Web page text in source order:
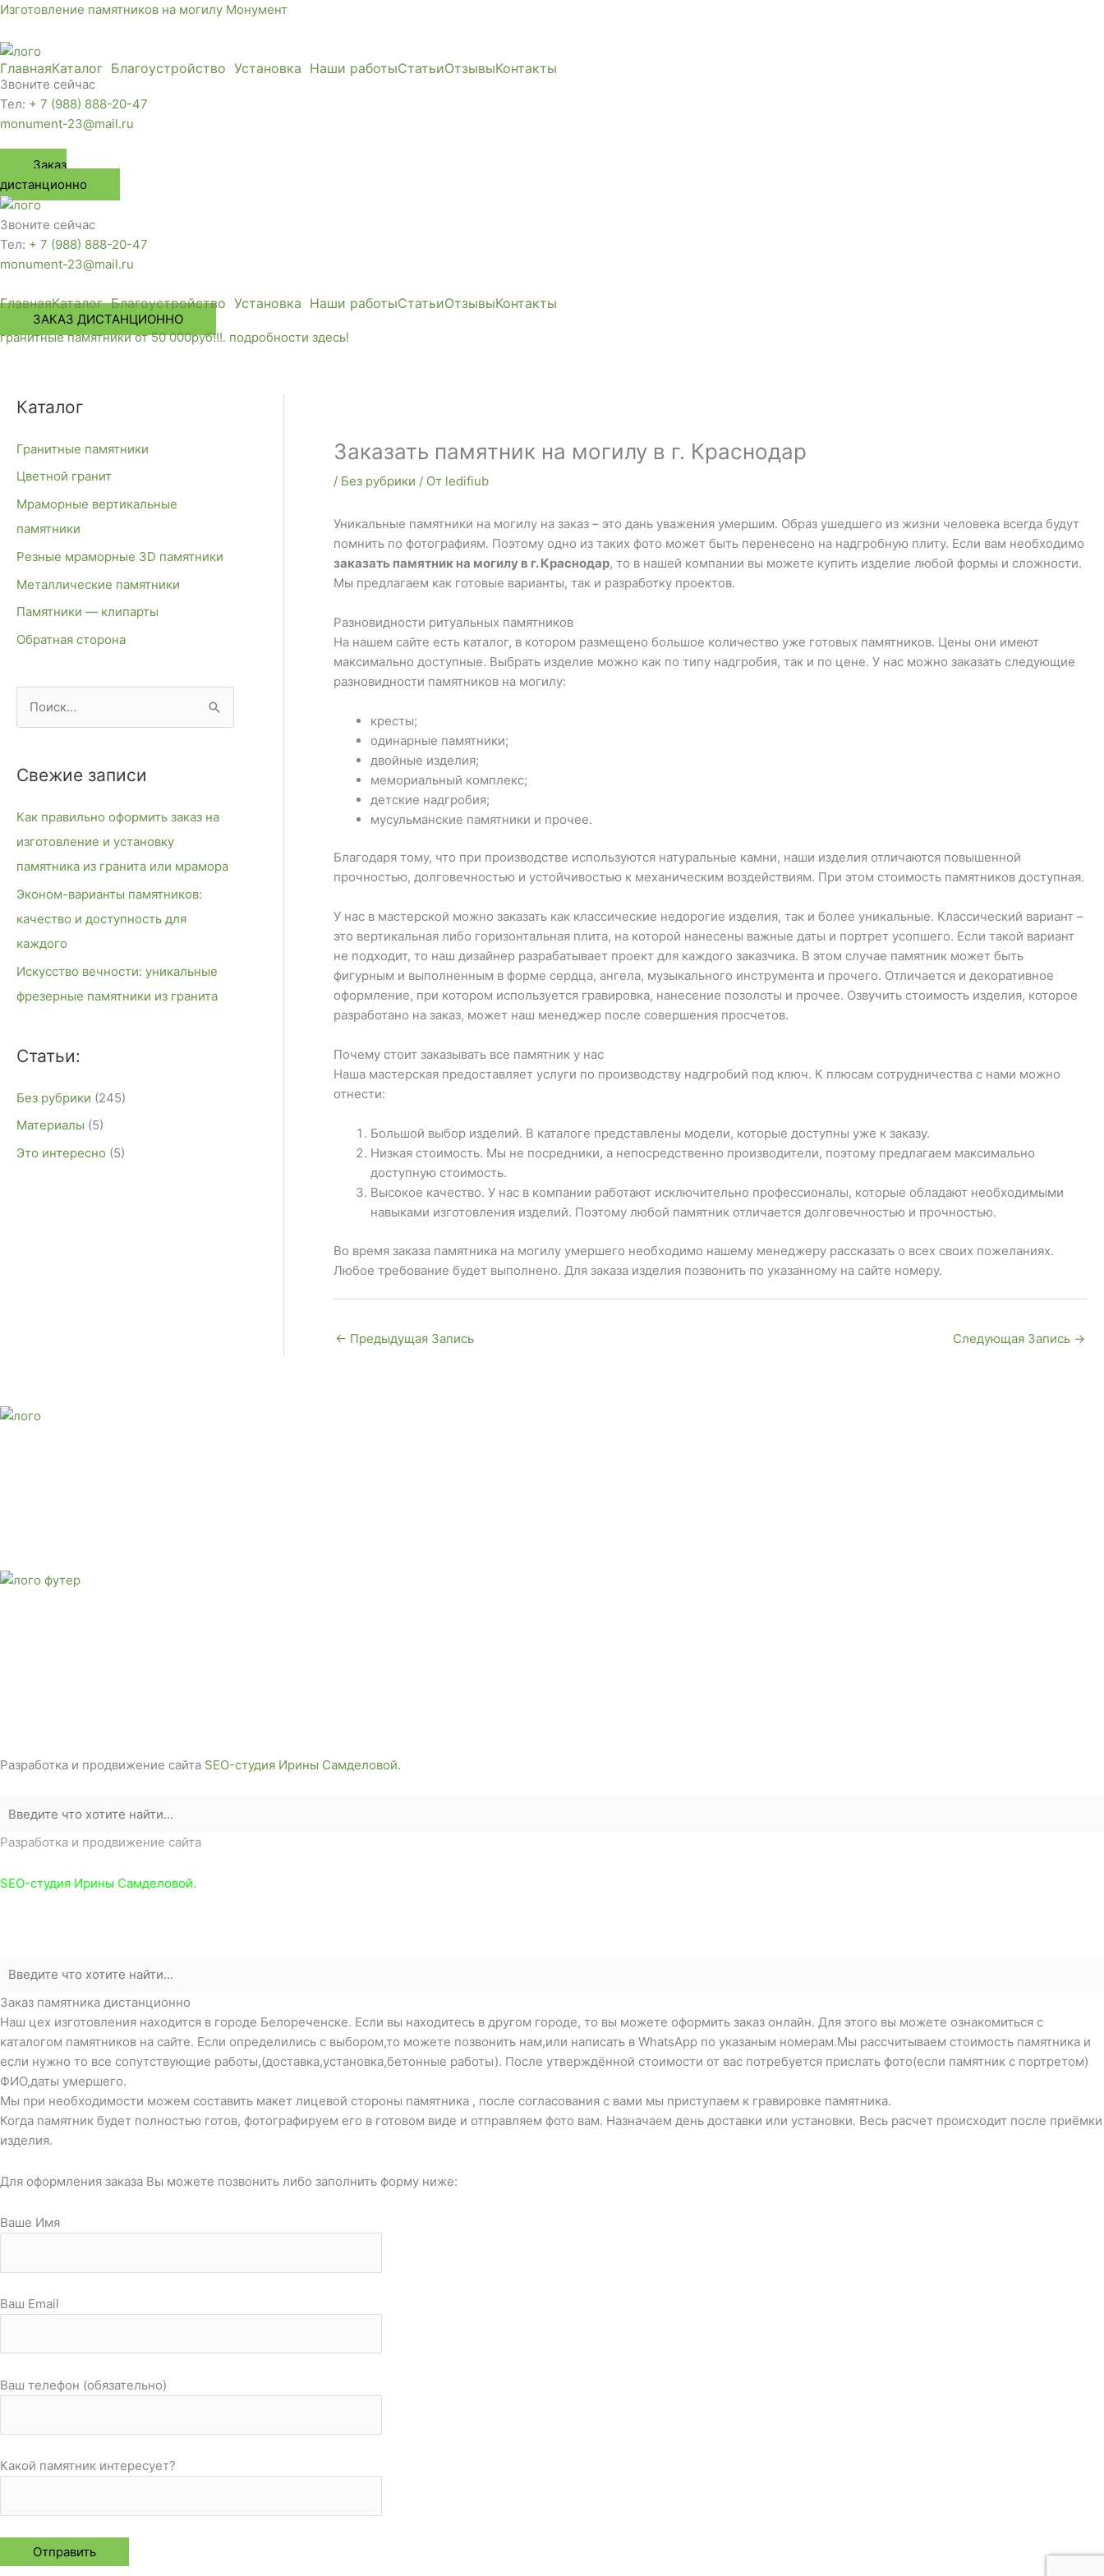
Перейти
содержимому
Изготовление памятников на могилу Монумент
ГлавнаяКаталог Благоустройство Установка Наши работыСтатьиОтзывыКонтакты
Звоните сейчас
Тел: + 7 (988) 888-20-47
monument-23@mail.ru
Заказ
дистанционно
Звоните сейчас
Тел: + 7 (988) 888-20-47
monument-23@mail.ru
ГлавнаяКаталог Благоустройство Установка Наши работыСтатьиОтзывыКонтакты
ЗАКАЗ ДИСТАНЦИОННО
гранитные памятники от 50 000руб!!!. подробности здесь!
Каталог
Гранитные памятники
Цветной гранит
Мраморные вертикальные
памятники
Резные мраморные 3D памятники
Металлические памятники
Памятники — клипарты
Обратная сторона
с
к
Свежие записи
Как правильно оформить заказ на
изготовление и установку
памятника из гранита или мрамора
Эконом-варианты памятников:
качество и доступность для
каждого
Искусство вечности: уникальные
фрезерные памятники из гранита
Статьи:
Без рубрики (245)
Материалы (5)
Это интересно (5)
Заказать памятник на могилу в г. Краснодар
/ Без рубрики / От ledifiub
Уникальные памятники на могилу на заказ – это дань уважения умершим. Образ ушедшего из жизни человека всегда будут
помнить по фотографиям. Поэтому одно из таких фото может быть перенесено на надгробную плиту. Если вам необходимо
заказать памятник на могилу в г. Краснодар, то в нашей компании вы можете купить изделие любой формы и сложности.
Мы предлагаем как готовые варианты, так и разработку проектов.
Разновидности ритуальных памятников
На нашем сайте есть каталог, в котором размещено большое количество уже готовых памятников. Цены они имеют
максимально доступные. Выбрать изделие можно как по типу надгробия, так и по цене. У нас можно заказать следующие
разновидности памятников на могилу:
кресты;
одинарные памятники;
двойные изделия;
мемориальный комплекс;
детские надгробия;
мусульманские памятники и прочее.
Благодаря тому, что при производстве используются натуральные камни, наши изделия отличаются повышенной
прочностью, долговечностью и устойчивостью к механическим воздействиям. При этом стоимость памятников доступная.
У нас в мастерской можно заказать как классические недорогие изделия, так и более уникальные. Классический вариант –
это вертикальная либо горизонтальная плита, на которой нанесены важные даты и портрет усопшего. Если такой вариант
не подходит, то наш дизайнер разрабатывает проект для каждого заказчика. В этом случае памятник может быть
фигурным и выполненным в форме сердца, ангела, музыкального инструмента и прочего. Отличается и декоративное
оформление, при котором используется гравировка, нанесение позолоты и прочее. Озвучить стоимость изделия, которое
разработано на заказ, может наш менеджер после совершения просчетов.
Почему стоит заказывать все памятник у нас
Наша мастерская предоставляет услуги по производству надгробий под ключ. К плюсам сотрудничества с нами можно
отнести:
Большой выбор изделий. В каталоге представлены модели, которые доступны уже к заказу.
Низкая стоимость. Мы не посредники, а непосредственно производители, поэтому предлагаем максимально
доступную стоимость.
Высокое качество. У нас в компании работают исключительно профессионалы, которые обладают необходимыми
навыками изготовления изделий. Поэтому любой памятник отличается долговечностью и прочностью.
Во время заказа памятника на могилу умершего необходимо нашему менеджеру рассказать о всех своих пожеланиях.
Любое требование будет выполнено. Для заказа изделия позвонить по указанному на сайте номеру.
← Предыдущая Запись Следующая Запись →
Разработка и продвижение сайта SEO-студия Ирины Самделовой.
Разработка и продвижение сайта
SEO-студия Ирины Самделовой.
Заказ памятника дистанционно
Наш цех изготовления находится в городе Белореченске. Если вы находитесь в другом городе, то вы можете оформить заказ онлайн. Для этого вы можете ознакомиться с
каталогом памятников на сайте. Если определились с выбором,то можете позвонить нам,или написать в WhatsApp по указаным номерам.Мы рассчитываем стоимость памятника и
если нужно то все сопутствующие работы,(доставка,установка,бетонные работы). После утверждённой стоимости от вас потребуется прислать фото(если памятник с портретом)
ФИО,даты умершего.
Мы при необходимости можем составить макет лицевой стороны памятника , после согласования с вами мы приступаем к гравировке памятника.
Когда памятник будет полностью готов, фотографируем его в готовом виде и отправляем фото вам. Назначаем день доставки или установки. Весь расчет происходит после приёмки
изделия.
Для оформления заказа Вы можете позвонить либо заполнить форму ниже:
Ваше Имя
Ваш Email
Ваш телефон (обязательно)
Какой памятник интересует?